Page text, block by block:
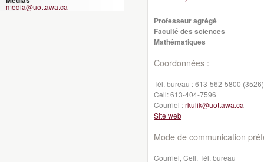
media@uottawa.ca
Professeur agrégé
Faculté des sciences
Mathématiques
Coordonnées :
Tél. bureau :613-562-5800 (3526)
Cell:613-404-7596
Courriel :rkulik@uottawa.ca
Site web
Mode de communication
Courriel, Cell, Tél. bureau